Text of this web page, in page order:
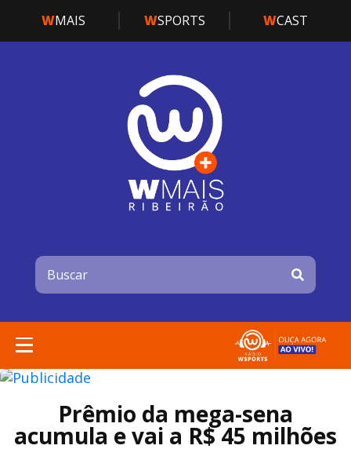
WMAIS WSPORTS WCAST
Prêmio da mega-sena
acumula e vai a R$ 45 milhões